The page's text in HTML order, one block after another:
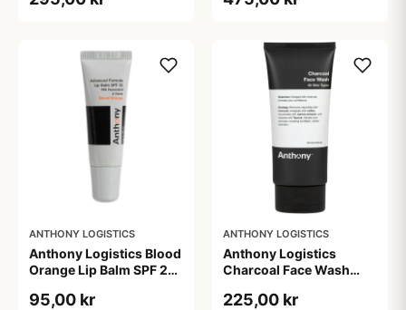
ANTHONY LOGISTICS
Anthony Logistics Blood
Orange Lip Balm SPF 25
95,00 kr
ANTHONY LOGISTICS
Anthony Logistics
Charcoal Face Wash
225,00 kr